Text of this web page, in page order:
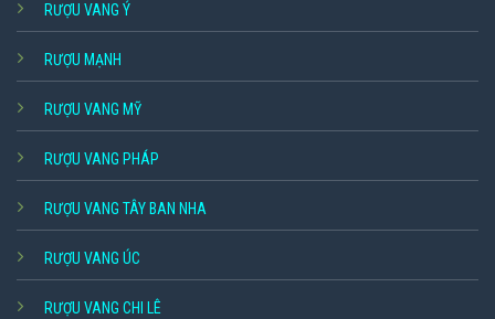
RƯỢU VANG Ý
RƯỢU MẠNH
RƯỢU VANG MỸ
RƯỢU VANG PHÁP
RƯỢU VANG TÂY BAN NHA
RƯỢU VANG ÚC
RƯỢU VANG CHI LÊ